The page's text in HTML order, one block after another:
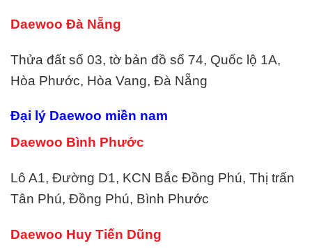
Daewoo Đà Nẵng
Thửa đất số 03, tờ bản đồ số 74, Quốc lộ 1A,
Hòa Phước, Hòa Vang, Đà Nẵng
Đại lý Daewoo miền nam
Daewoo Bình Phước
Lô A1, Đường D1, KCN Bắc Đồng Phú, Thị trấn
Tân Phú, Đồng Phú, Bình Phước
Daewoo Huy Tiến Dũng